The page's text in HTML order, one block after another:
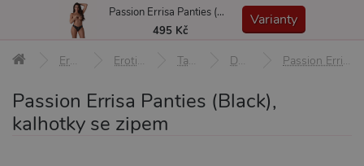
MENU
Erotické pomůcky Erotické prádlo a oblečení Tanga a kalhotky Dámské kalhotky Passion Errisa Panties (Black), kalhotky se zipem L/XL
Passion Errisa Panties (Black),
kalhotky se zipem
Passion Errisa Panties (Black), kalhotky se zipem
495 Kč
Varianty